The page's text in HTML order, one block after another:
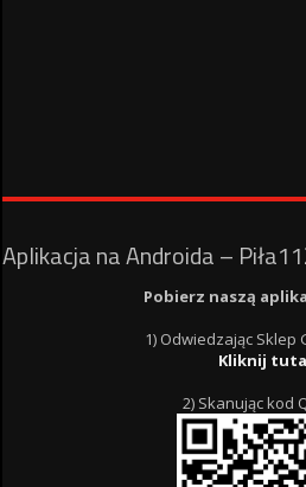
Aplikacja na Androida –
Pobierz naszą
1) Odwiedzając Sklep
Kliknij
2) Skanując kod